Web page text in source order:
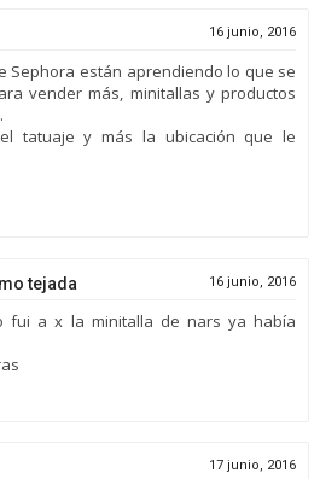
16 junio, 2016
Sephora están aprendiendo lo que se
vender más, minitallas y productos
tatuaje y más la ubicación que le
tejada 16 junio, 2016
fui a x la minitalla de nars ya había
17 junio, 2016